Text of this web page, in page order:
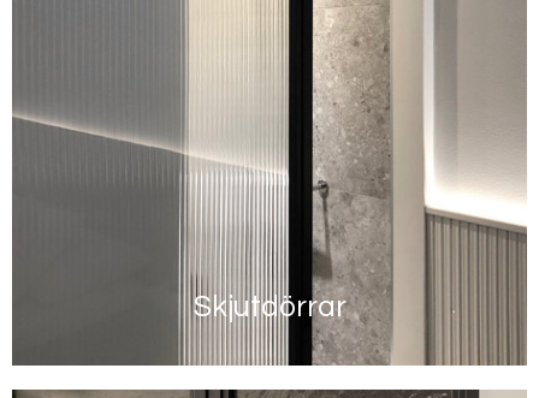
Skjutdörrar
Läs mer här